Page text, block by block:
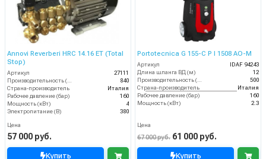
Annovi Reverberi HRC 14.16 ET (Total
Stop)
Артикул
27111
840
Страна-производитель
Италия
Рабочее давление (бар)
160
Мощность (кВт)
4
Электропитание (В)
380
Цена
57 000 руб.
Купить
Portotecnica G 155-C P I 1508 AO-M
Артикул
IDAF 94243
Длина шланга ВД (м)
12
500
Страна-производитель
Италия
Рабочее давление (бар)
160
Мощность (кВт)
2.3
Цена
67 000 руб. 61 000 руб.
Купить